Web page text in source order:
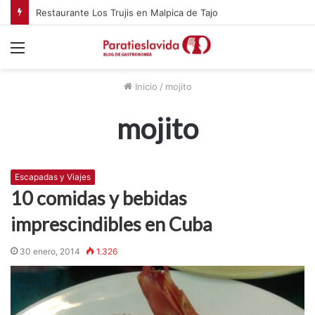
Restaurante Los Trujis en Malpica de Tajo
Inicio / mojito
mojito
Escapadas y Viajes
10 comidas y bebidas
imprescindibles en Cuba
30 enero, 2014 1.326